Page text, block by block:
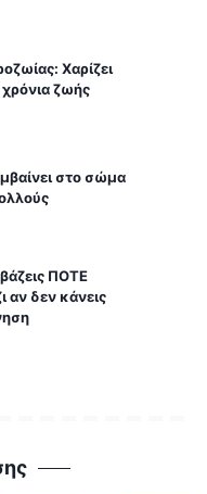
Χαρίζει
ζωής
στο σώμα
βάζεις ΠΟΤΕ
αν δεν κάνεις